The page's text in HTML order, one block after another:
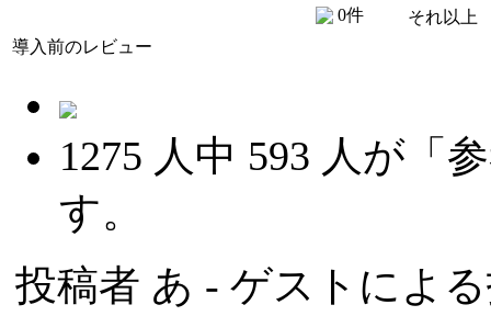
0件
それ以上
導入前のレビュー
1275 人中 593 人が「
す。
投稿者 あ - ゲストによ